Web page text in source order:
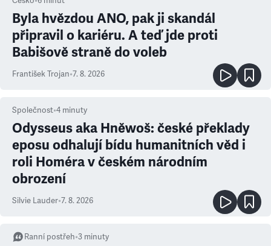
Byla hvězdou ANO, pak ji skandál
připravil o kariéru. A teď jde proti
Babišově straně do voleb
František Trojan•7. 8. 2026
Společnost•4 minuty
Odysseus aka Hněwoš: české překlady
eposu odhalují bídu humanitních věd i
roli Homéra v českém národním
obrození
Silvie Lauder•7. 8. 2026
Ranní postřeh•3 minuty